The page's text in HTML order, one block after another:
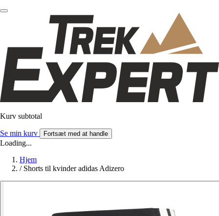
Kurv subtotal
Se min kurv Fortsæt med at handle
Loading...
Hjem
/ Shorts til kvinder adidas Adizero